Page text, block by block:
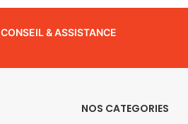
CONSEIL & ASSISTANCE
NOS CATEGORIES